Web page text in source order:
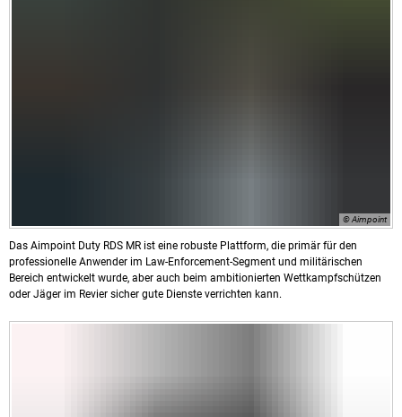
© Aimpoint
Das Aimpoint Duty RDS MR ist eine robuste Plattform, die primär für den
professionelle Anwender im Law-Enforcement-Segment und militärischen
Bereich entwickelt wurde, aber auch beim ambitionierten Wettkampfschützen
oder Jäger im Revier sicher gute Dienste verrichten kann.